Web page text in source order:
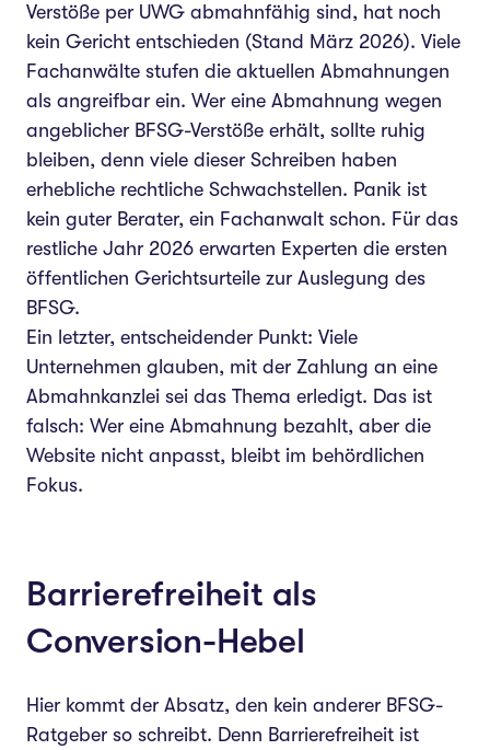
Verstöße per UWG abmahnfähig sind, hat noch
kein Gericht entschieden (Stand März 2026). Viele
Fachanwälte stufen die aktuellen Abmahnungen
als angreifbar ein. Wer eine Abmahnung wegen
angeblicher BFSG-Verstöße erhält, sollte ruhig
bleiben, denn viele dieser Schreiben haben
erhebliche rechtliche Schwachstellen. Panik ist
kein guter Berater, ein Fachanwalt schon. Für das
restliche Jahr 2026 erwarten Experten die ersten
öffentlichen Gerichtsurteile zur Auslegung des
BFSG.
Ein letzter, entscheidender Punkt: Viele
Unternehmen glauben, mit der Zahlung an eine
Abmahnkanzlei sei das Thema erledigt. Das ist
falsch: Wer eine Abmahnung bezahlt, aber die
Website nicht anpasst, bleibt im behördlichen
Fokus.
Barrierefreiheit als
Conversion-Hebel
Hier kommt der Absatz, den kein anderer BFSG-
Ratgeber so schreibt. Denn Barrierefreiheit ist